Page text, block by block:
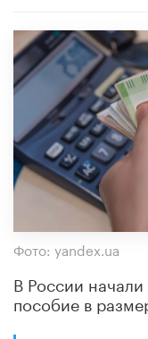
Фото: yandex.ua
В России
пособие в